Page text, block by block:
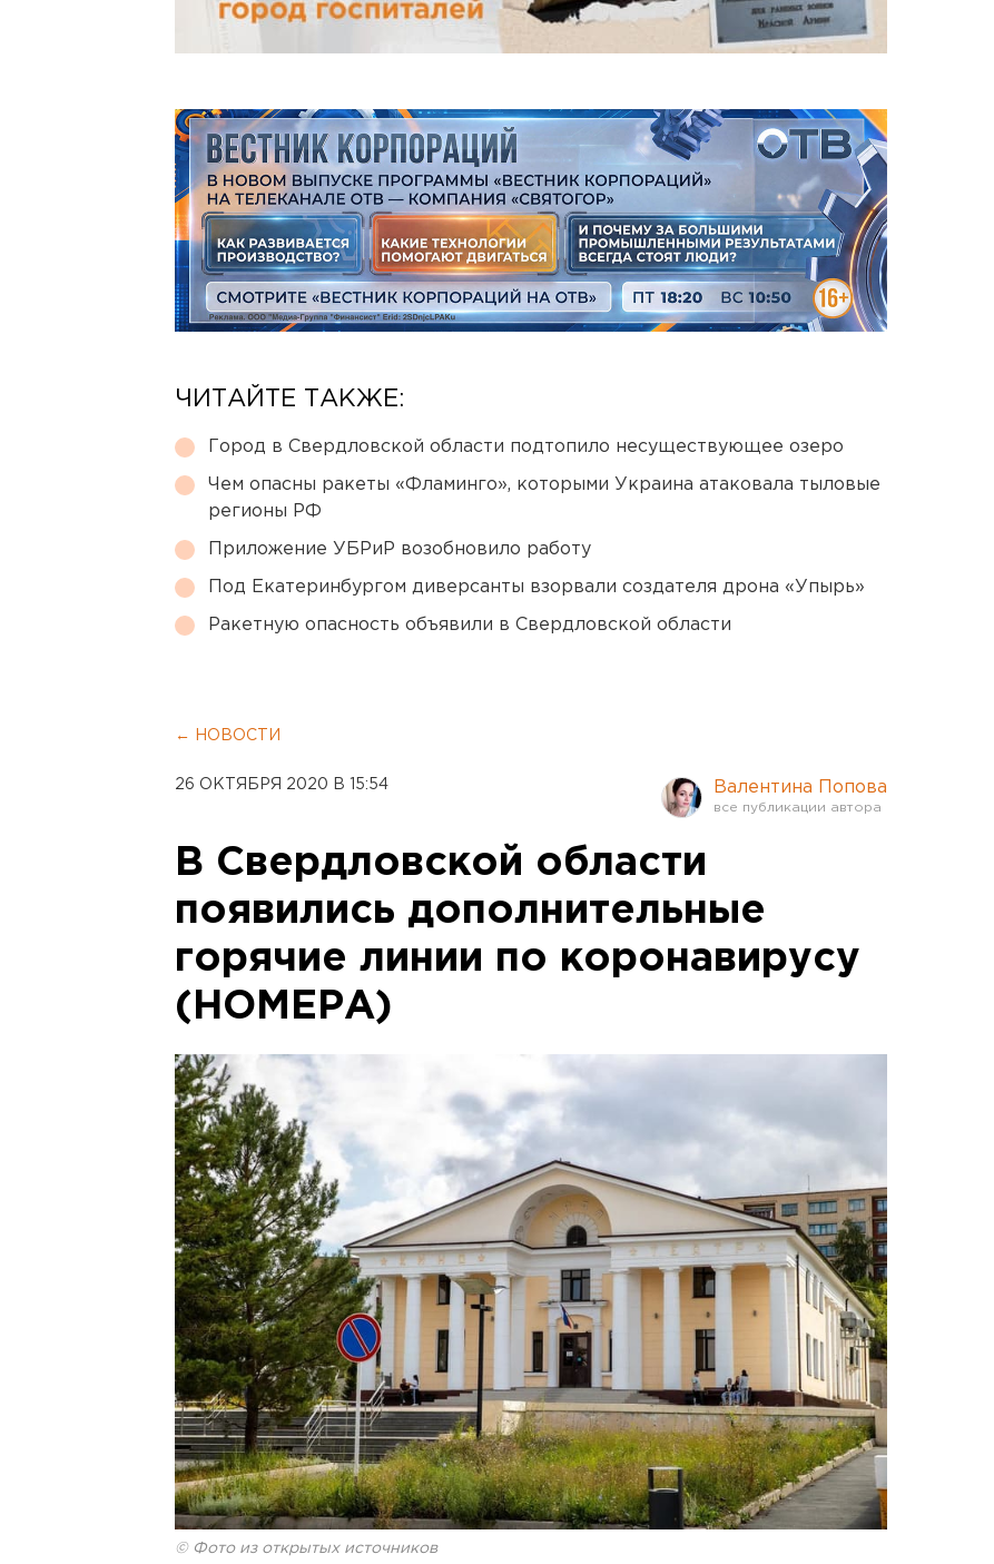
ЧИТАЙТЕ ТАКЖЕ:
Город в Свердловской области подтопило несуществующее озеро
Чем опасны ракеты «Фламинго», которыми Украина атаковала тыловые
регионы РФ
Приложение УБРиР возобновило работу
Под Екатеринбургом диверсанты взорвали создателя дрона «Упырь»
Ракетную опасность объявили в Свердловской области
← НОВОСТИ
26 ОКТЯБРЯ 2020 В 15:54 Валентина Попова
В Свердловской области
появились дополнительные
горячие линии по коронавирусу
(НОМЕРА)
© Фото из открытых источников